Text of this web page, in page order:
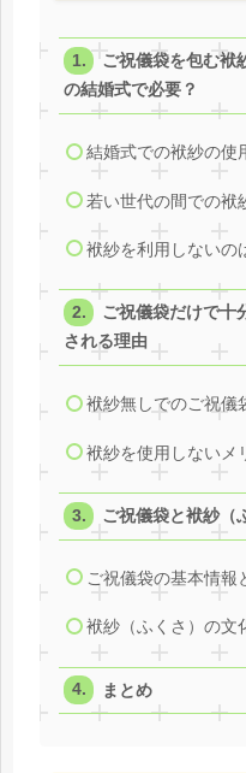
ご祝儀袋を包む袱
の結婚式で必要？
結婚式での袱紗の使
若い世代の間での袱
袱紗を利用しないの
ご祝儀袋だけで十
される理由
袱紗無しでのご祝儀
袱紗を使用しないメ
ご祝儀袋と袱紗（
ご祝儀袋の基本情報
袱紗（ふくさ）の文
まとめ